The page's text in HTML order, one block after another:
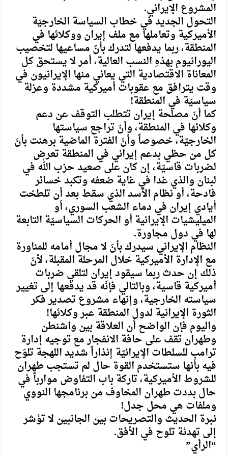
المشروع الإيراني.
التحول الجديد في خطاب السياسة الخارجيّة
الأميركية وتعاملها مع ملف إيران ووكلائها في
المنطقة، ربما يدفعها لتدرك بأنّ مساعيها لتخصيب
اليورانيوم بهذهِ النسب العالية، أمر لا يستحق كل
المعاناة الاقتصادية التي يعاني منها الإيرانيون في
وقت يترافق مع عقوبات أميركية مشددة وعزلة
سياسيّة في المنطقة!
كما أنّ مصلحة إيران تتطلب التوقف عن دعم
وكلائها في المنطقة، وأنّ تراجع سياستها
الخارجيّة، خصوصاً وأنّ الفترة الماضية برهنت بأنّ
كل من حظي بدعم إيراني في المنطقة تعرض
لضربات قاسيّة، إن كان على صعيد حزب الله في
لبنان والذي غدا في غاية ضعفه وتكبد خسائر
فادحة، أو نظام الأسد الذي سقط بعد أن تلطخت
أيادي إيران في دماء الشعب السوري، أو
الميليشيات الإيرانية أو الحركات السياسيّة التابعة
لها في دول مجاورة.
النظام الإيراني سيدرك بأنّ لا مجال أمامه للمناورة
مع الإدارة الأميركية خلال المرحلة المقبلة، لأنّ
ذلك إن حدث ربما سيقود إيران لتلقي ضربات
أميركية قاسية، وبالتالي فإنّه قد يدفعها إلى تغيير
سياسته الخارجية، وإنهاء مشروع تصدير فكر
الثورة الإيرانية لدول المنطقة عبر وكلائها!
واليوم فإن الواضح أن العلاقة بين واشنطن
وطهران تقف على حافة الانفجار مع توجيه إدارة
ترامب للسلطات الإيرانيّة إنذاراً شديد اللهجة تلوّح
فيه بأنها ستستخدم القوة حال لم تستجب طهران
للشروط الأميركية، تاركة باب التفاوض موارباً في
حال بددت طهران المخاوف من برنامجها النووي
وملفات هي محل جدل!
نبرة الحديث والتصريحات بين الجانبين لا تؤشر
إلى تهدئة تلوح في الأفق.
“الرأي”